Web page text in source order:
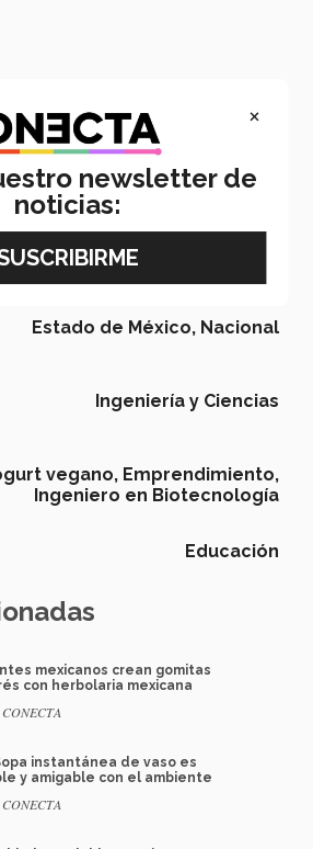
Estado de México, Nacional
Ingeniería y Ciencias
vegano, Emprendimiento,
Ingeniero en Biotecnología
Educación
mexicanos crean gomitas
con herbolaria mexicana
CONECTA
instantánea de vaso es
y amigable con el ambiente
CONECTA
×
newsletter de
noticias: